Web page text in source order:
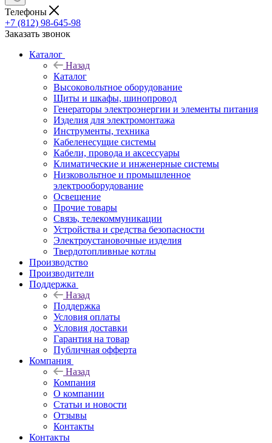
Телефоны
+7 (812) 98-645-98
Заказать звонок
Каталог
Назад
Каталог
Высоковольтное оборудование
Щиты и шкафы, шинопровод
Генераторы электроэнергии и элементы питания
Изделия для электромонтажа
Инструменты, техника
Кабеленесущие системы
Кабели, провода и аксессуары
Климатические и инженерные системы
Низковольтное и промышленное
электрооборудование
Освещение
Прочие товары
Связь, телекоммуникации
Устройства и средства безопасности
Электроустановочные изделия
Твердотопливные котлы
Производство
Производители
Поддержка
Назад
Поддержка
Условия оплаты
Условия доставки
Гарантия на товар
Публичная офферта
Компания
Назад
Компания
О компании
Статьи и новости
Отзывы
Контакты
Контакты